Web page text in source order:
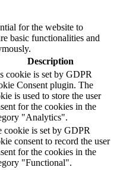
for the website to
basic functionalities and
Description
cookie is set by GDPR
Consent plugin. The
is used to store the user
for the cookies in the
"Analytics".
cookie is set by GDPR
consent to record the user
for the cookies in the
"Functional".